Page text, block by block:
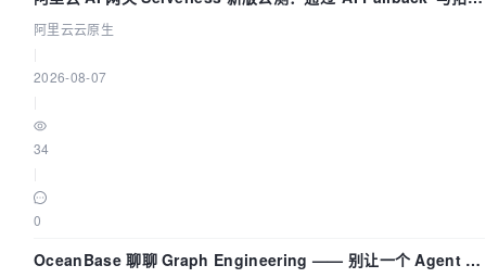
可视化构建 AI 流量治理底座
阿里云云原生
2026-08-07
34
0
OceanBase 聊聊 Graph Engineering —— 别让一个 Agent 既